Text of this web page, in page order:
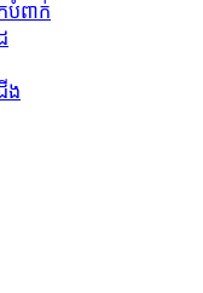
ពាក់
ង